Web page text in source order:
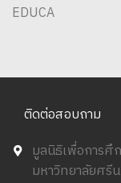
EDUCA
ติดต่อสอบถาม
มูลนิธิเพื่อการศึ
มหาวิทยาลัยศรี